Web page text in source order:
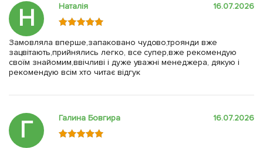
Н Наталія 16.07.2026
Замовляла вперше,запаковано чудово,троянди вже
зацвітають,прийнялись легко, все супер,вже рекомендую
своїм знайомим,ввічливі і дуже уважні менеджера, дякую і
рекомендую всім хто читає відгук
Г Галина Бовгира 16.07.2026